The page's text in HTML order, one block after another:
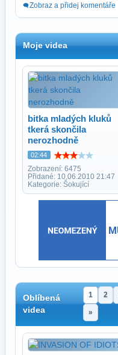
Zobraz a přidej komentáře
Moje videa
bitka mladých kluků
tkerá skončila
nerozhodně
02:44
Zobrazení: 6475
Přidané: 10.06.2010 21:47
Kategorie: Šokující
Oblíbená
videa
1 2
»